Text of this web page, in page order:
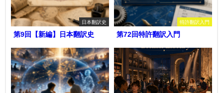
日本翻訳史
第9回【新編】日本翻訳史
特許翻訳入門
第72回特許翻訳入門